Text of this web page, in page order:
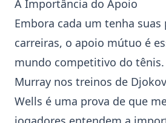
A Importância do Apoio
Embora cada um tenha suas
carreiras, o apoio mútuo é
mundo competitivo do tênis.
Murray nos treinos de
Wells é uma prova de que